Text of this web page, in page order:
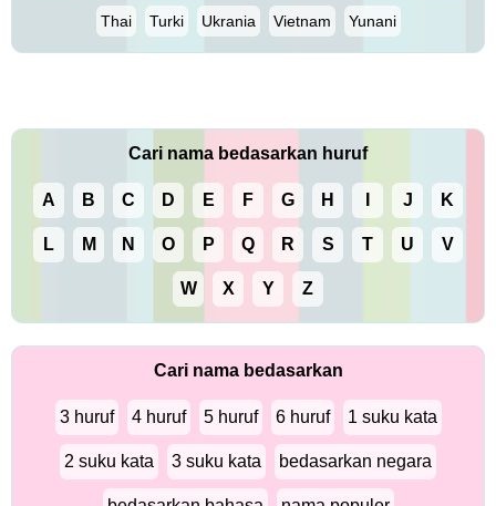
Thai Turki Ukrania Vietnam Yunani
Cari nama bedasarkan huruf
A B C D E F G H J K
L M N O P Q R S T U V
W X Y Z
Cari nama bedasarkan
3 huruf 4 huruf 5 huruf 6 huruf 1 suku kata
2 suku kata 3 suku kata bedasarkan negara